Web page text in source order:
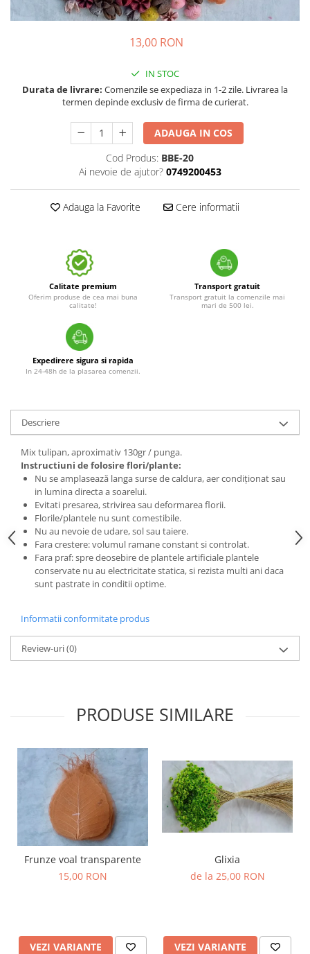
13,00 RON
IN STOC
Durata de livrare: Comenzile se expediaza in 1-2 zile. Livrarea la
termen depinde exclusiv de firma de curierat.
ADAUGA IN COS
Cod Produs: BBE-20
Ai nevoie de ajutor? 0749200453
Adauga la Favorite Cere informatii
Calitate premium
Oferim produse de cea mai buna
calitate!
Transport gratuit
Transport gratuit la comenzile mai
mari de 500 lei.
Expedirere sigura si rapida
In 24-48h de la plasarea comenzii.
Descriere
Mix tulipan, aproximativ 130gr / punga.
Instructiuni de folosire flori/plante:
Nu se amplasează langa surse de caldura, aer condiționat sau
in lumina directa a soarelui.
Evitati presarea, strivirea sau deformarea florii.
Florile/plantele nu sunt comestibile.
Nu au nevoie de udare, sol sau taiere.
Fara crestere: volumul ramane constant si controlat.
Fara praf: spre deosebire de plantele artificiale plantele
conservate nu au electricitate statica, si rezista multi ani daca
sunt pastrate in conditii optime.
Informatii conformitate produs
Review-uri(0)
PRODUSE SIMILARE
Frunze voal transparente
15,00 RON
VEZI VARIANTE
Glixia
de la 25,00 RON
VEZI VARIANTE